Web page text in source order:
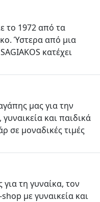
το 1972 από τα
Ύστερα από μια
κατέχει
μας για την
και παιδικά
σε μοναδικές τιμές
τη γυναίκα, τον
με γυναικεία και